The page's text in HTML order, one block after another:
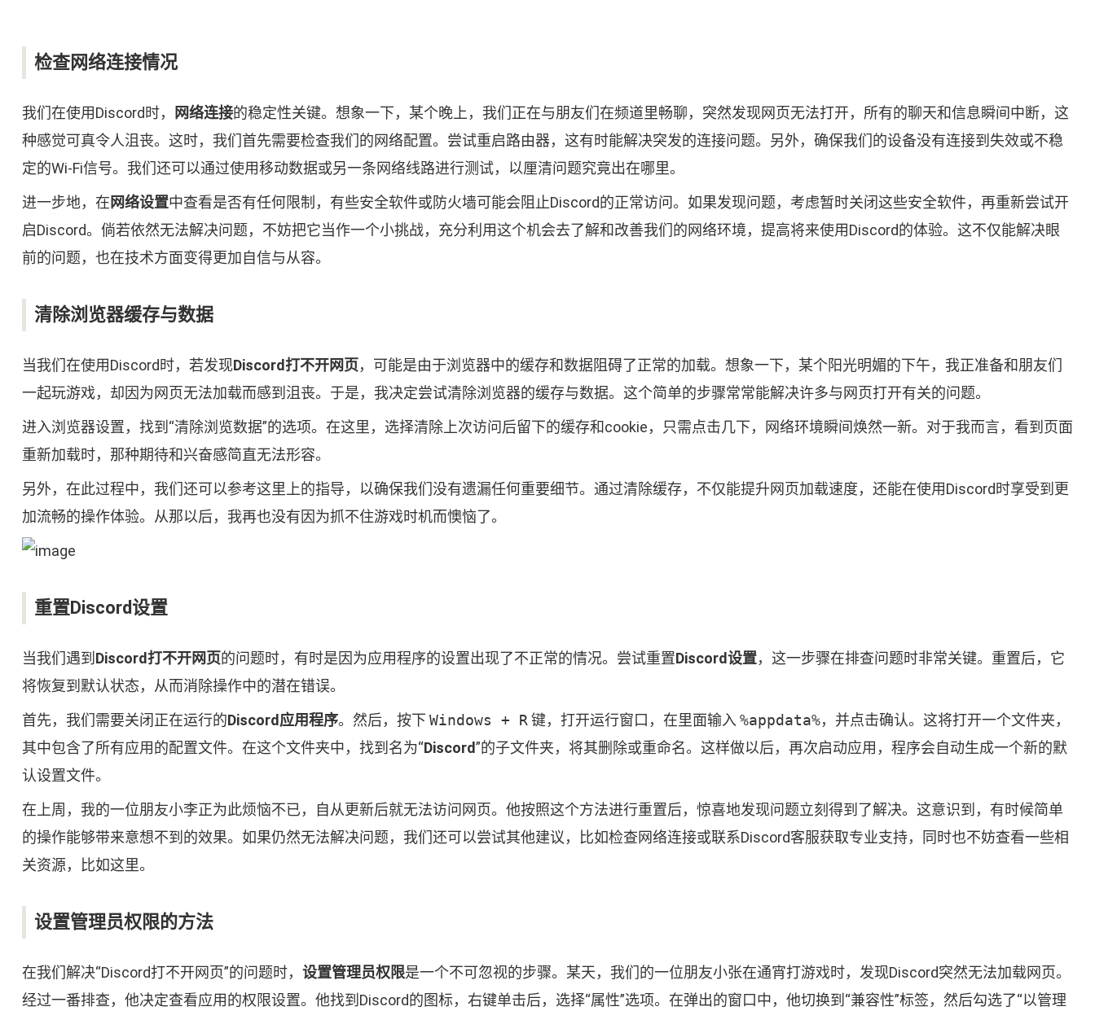
检查网络连接情况
我们在使用Discord时， 网络连接的稳定性关键。想象一下，某个晚上，我们正在与朋友们在频道里畅聊，突然发现网页无法打开，所有的聊天和信息瞬间中断，这
种感觉可真令人沮丧。这时，我们首先需要检查我们的网络配置。尝试重启路由器，这有时能解决突发的连接问题。另外，确保我们的设备没有连接到失效或不稳
定的Wi-Fi信号。我们还可以通过使用移动数据或另一条网络线路进行测试，以厘清问题究竟出在哪里。
进一步地，在网络设置中查看是否有任何限制，有些安全软件或防火墙可能会阻止Discord的正常访问。如果发现问题，考虑暂时关闭这些安全软件，再重新尝试开
启Discord。倘若依然无法解决问题，不妨把它当作一个小挑战，充分利用这个机会去了解和改善我们的网络环境，提高将来使用Discord的体验。这不仅能解决眼
前的问题，也在技术方面变得更加自信与从容。
清除浏览器缓存与数据
当我们在使用Discord时，若发现Discord打不开网页，可能是由于浏览器中的缓存和数据阻碍了正常的加载。想象一下，某个阳光明媚的下午，我正准备和朋友们
一起玩游戏，却因为网页无法加载而感到沮丧。于是，我决定尝试清除浏览器的缓存与数据。这个简单的步骤常常能解决许多与网页打开有关的问题。
进入浏览器设置，找到“清除浏览数据”的选项。在这里，选择清除上次访问后留下的缓存和cookie，只需点击几下，网络环境瞬间焕然一新。对于我而言，看到页面
重新加载时，那种期待和兴奋感简直无法形容。
另外，在此过程中，我们还可以参考这里上的指导，以确保我们没有遗漏任何重要细节。通过清除缓存，不仅能提升网页加载速度，还能在使用Discord时享受到更
加流畅的操作体验。从那以后，我再也没有因为抓不住游戏时机而懊恼了。
重置Discord设置
当我们遇到 Discord打不开网页的问题时，有时是因为应用程序的设置出现了不正常的情况。尝试重置Discord设置，这一步骤在排查问题时非常关键。重置后，它
将恢复到默认状态，从而消除操作中的潜在错误。
首先，我们需要关闭正在运行的Discord应用程序。然后，按下 Windows + R 键，打开运行窗口，在里面输入 %appdata%，并点击确认。这将打开一个文件夹，
其中包含了所有应用的配置文件。在这个文件夹中，找到名为“Discord”的子文件夹，将其删除或重命名。这样做以后，再次启动应用，程序会自动生成一个新的默
认设置文件。
在上周，我的一位朋友小李正为此烦恼不已，自从更新后就无法访问网页。他按照这个方法进行重置后，惊喜地发现问题立刻得到了解决。这意识到，有时候简单
的操作能够带来意想不到的效果。如果仍然无法解决问题，我们还可以尝试其他建议，比如检查网络连接或联系Discord客服获取专业支持，同时也不妨查看一些相
关资源，比如这里。
设置管理员权限的方法
在我们解决“Discord打不开网页”的问题时， 设置管理员权限是一个不可忽视的步骤。某天，我们的一位朋友小张在通宵打游戏时，发现Discord突然无法加载网页。
经过一番排查，他决定查看应用的权限设置。他找到Discord的图标，右键单击后，选择“属性”选项。在弹出的窗口中，他切换到“兼容性”标签，然后勾选了“以管理